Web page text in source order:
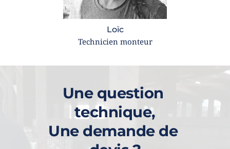
Loïc
Technicien monteur
Une question
technique,
Une demande de